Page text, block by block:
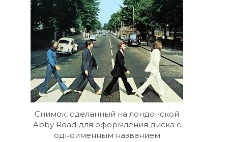
Снимок, сделанный на лондонской
Abby Road для оформления диска с
одноименным названием